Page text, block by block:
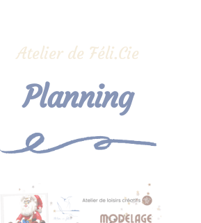
Atelier de Féli.Cie
Planning